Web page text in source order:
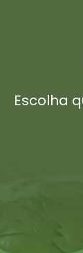
Escolha